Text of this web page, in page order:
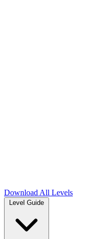
Download All Levels
Level Guide